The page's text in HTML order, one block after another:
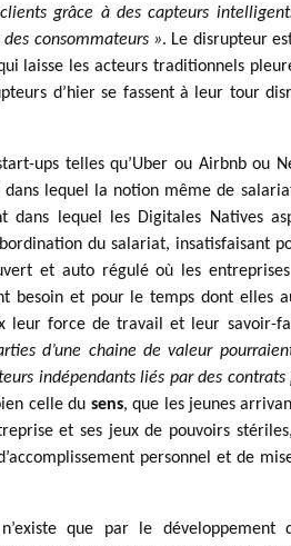
grâce à des capteurs
consommateurs ». Le disrupteur
laisse les acteurs traditionnels
d’hier se fassent à leur tour
ups telles qu’Uber ou Airbnb ou
dans lequel la notion même de
dans lequel les Digitales Natives
du salariat, insatisfaisant
et auto régulé où les
besoin et pour le temps dont elles
leur force de travail et leur savoir-
d’une chaine de valeur
indépendants liés par des contrats
celle du sens, que les jeunes
et ses jeux de pouvoirs
personnel et de
que par le développement